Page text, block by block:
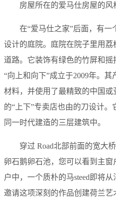
房屋所在的爱马仕房屋的风
在“爱马仕之家”后面，有一
设计的庭院。庭院在院子里用
道路。它装饰有绿色的竹屏和摇
“向上和向下”成立于2009年。
材料，并使用了最精致的中国
的“上下”专卖店也由的刀设计。
同一时代建造的三层建筑中。
穿过 Road北部前面的宽大
卵石鹅卵石池，您可以看到主
户中，一个质朴的马steed即将
邀请这项深刻的作品创建荷兰艺